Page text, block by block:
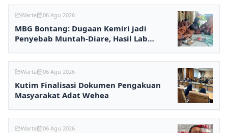
Warta 06 Agu 2026
MBG Bontang: Dugaan Kemiri jadi
Penyebab Muntah-Diare, Hasil Lab
Warta 06 Agu 2026
Kutim Finalisasi Dokumen Pengakuan
Masyarakat Adat Wehea
Warta 06 Agu 2026